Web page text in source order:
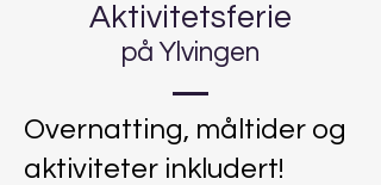
Aktivitetsferie
på Ylvingen
Overnatting, måltider og
aktiviteter inkludert!